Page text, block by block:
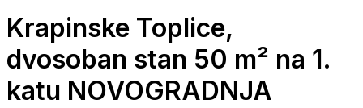
Krapinske Toplice,
dvosoban stan 50 m² na 1.
katu NOVOGRADNJA